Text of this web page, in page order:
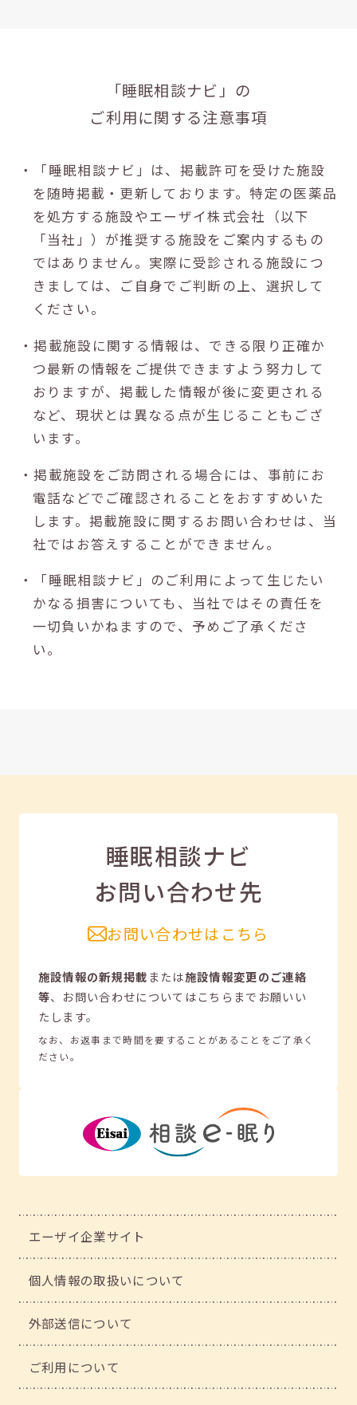
「睡眠相談ナビ」の
ご利用に関する注意事項
・「睡眠相談ナビ」は、掲載許可を受けた施設
を随時掲載・更新しております。特定の医薬品
を処方する施設やエーザイ株式会社（以下
「当社」）が推奨する施設をご案内するもの
ではありません。実際に受診される施設につ
きましては、ご自身でご判断の上、選択して
ください。
・掲載施設に関する情報は、できる限り正確か
つ最新の情報をご提供できますよう努力して
おりますが、掲載した情報が後に変更される
など、現状とは異なる点が生じることもござ
います。
・掲載施設をご訪問される場合には、事前にお
電話などでご確認されることをおすすめいた
します。掲載施設に関するお問い合わせは、当
社ではお答えすることができません。
・「睡眠相談ナビ」のご利用によって生じたい
かなる損害についても、当社ではその責任を
一切負いかねますので、予めご了承くださ
い。
睡眠相談ナビ
お問い合わせ先
お問い合わせはこちら
施設情報の新規掲載または施設情報変更のご連絡
等、 お問い合わせについてはこちらまでお願いい
たします。
なお、お返事まで時間を要することがあることをご了承く
ださい。
エーザイ企業サイト
個人情報の取扱いについて
外部送信について
ご利用について